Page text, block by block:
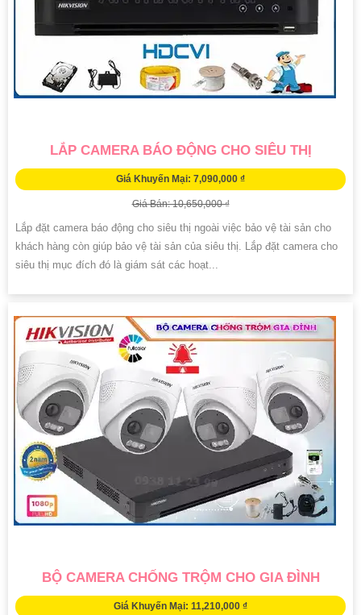
LẮP CAMERA BÁO ĐỘNG CHO SIÊU THỊ
Giá Khuyến Mại: 7,090,000 ₫
Giá Bán: 10,650,000 ₫
Lắp đặt camera báo động cho siêu thị ngoài việc bảo vệ tài sản cho
khách hàng còn giúp bảo vệ tài sản của siêu thị. Lắp đặt camera cho
siêu thị mục đích đó là giám sát các hoạt...
BỘ CAMERA CHỐNG TRỘM CHO GIA ĐÌNH
Giá Khuyến Mại: 11,210,000 ₫